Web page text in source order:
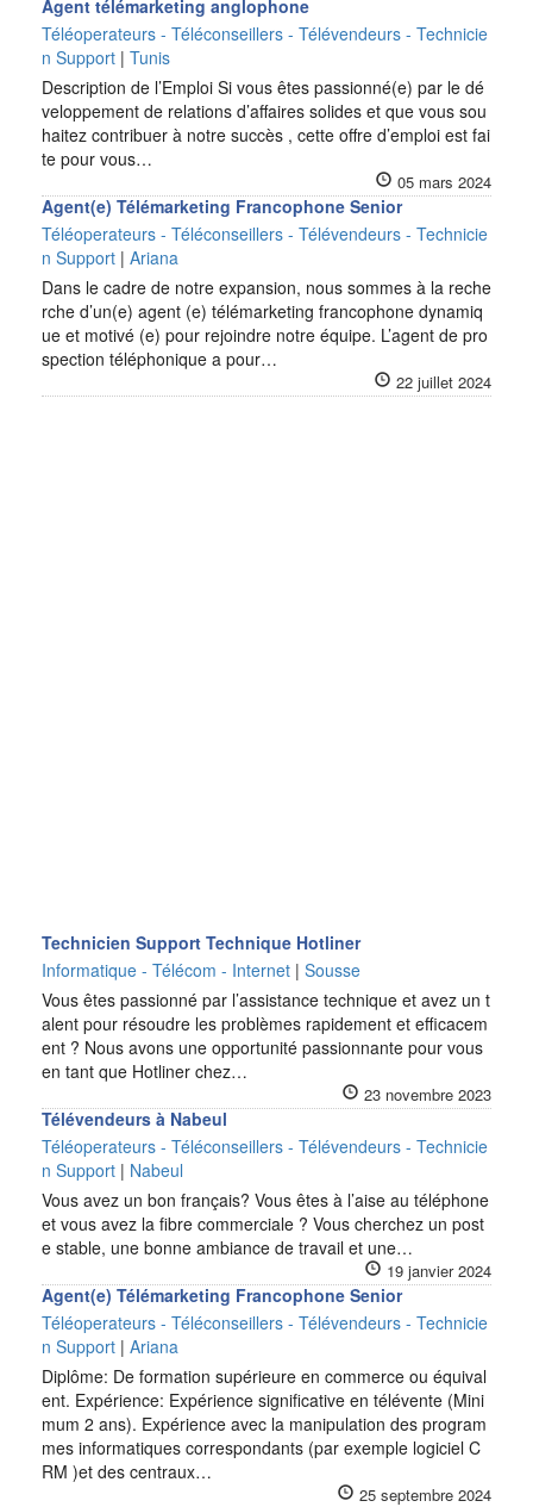
Agent télémarketing anglophone
Téléoperateurs - Téléconseillers - Télévendeurs - Technicie
n Support | Tunis
Description de l’Emploi Si vous êtes passionné(e) par le dé
veloppement de relations d’affaires solides et que vous sou
haitez contribuer à notre succès , cette offre d’emploi est fai
te pour vous…
05 mars 2024
Agent(e) Télémarketing Francophone Senior
Téléoperateurs - Téléconseillers - Télévendeurs - Technicie
n Support | Ariana
Dans le cadre de notre expansion, nous sommes à la reche
rche d’un(e) agent (e) télémarketing francophone dynamiq
ue et motivé (e) pour rejoindre notre équipe. L’agent de pro
spection téléphonique a pour…
22 juillet 2024
Technicien Support Technique Hotliner
Informatique - Télécom - Internet | Sousse
Vous êtes passionné par l’assistance technique et avez un t
alent pour résoudre les problèmes rapidement et efficacem
ent ? Nous avons une opportunité passionnante pour vous
en tant que Hotliner chez…
23 novembre 2023
Télévendeurs à Nabeul
Téléoperateurs - Téléconseillers - Télévendeurs - Technicie
n Support | Nabeul
Vous avez un bon français? Vous êtes à l’aise au téléphone
et vous avez la fibre commerciale ? Vous cherchez un post
e stable, une bonne ambiance de travail et une…
19 janvier 2024
Agent(e) Télémarketing Francophone Senior
Téléoperateurs - Téléconseillers - Télévendeurs - Technicie
n Support | Ariana
Diplôme: De formation supérieure en commerce ou équival
ent. Expérience: Expérience significative en télévente (Mini
mum 2 ans). Expérience avec la manipulation des program
mes informatiques correspondants (par exemple logiciel C
RM )et des centraux…
25 septembre 2024